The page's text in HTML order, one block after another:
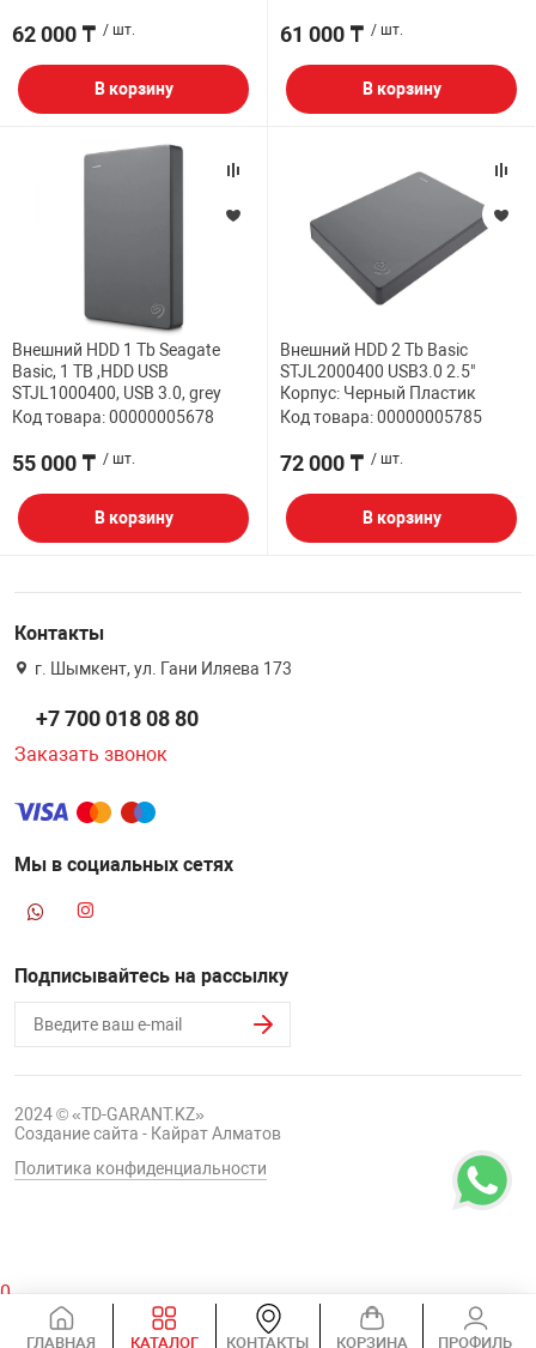
62 000 ₸ / шт.
В корзину
61 000 ₸ / шт.
В корзину
Внешний HDD 1 Tb Seagate
Basic, 1 TB ,HDD USB
STJL1000400, USB 3.0, grey
Код товара: 00000005678
55 000 ₸ / шт.
В корзину
Внешний HDD 2 Tb Basic
STJL2000400 USB3.0 2.5"
Корпус: Черный Пластик
Код товара: 00000005785
72 000 ₸ / шт.
В корзину
ГЛАВНАЯ КАТАЛОГ КОНТАКТЫ КОРЗИНА ПРОФИЛЬ
Контакты
г. Шымкент, ул. Гани Иляева 173
+7 700 018 08 80
Заказать звонок
Мы в социальных сетях
Подписывайтесь на рассылку
2024 © «TD-GARANT.KZ»
Создание сайта - Кайрат Алматов
Политика конфиденциальности
0
Корзина